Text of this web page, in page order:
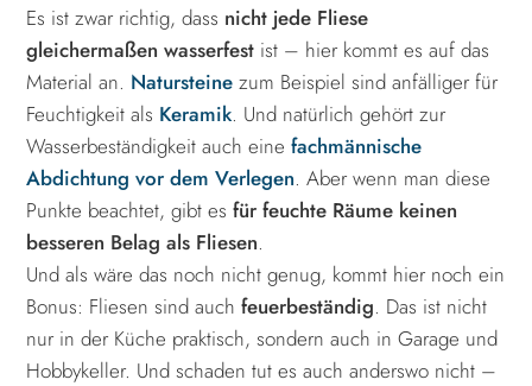
Es ist zwar richtig, dass nicht jede Fliese
gleichermaßen wasserfest ist – hier kommt es auf das
Material an. Natursteine zum Beispiel sind anfälliger für
Feuchtigkeit als Keramik. Und natürlich gehört zur
Wasserbeständigkeit auch einefachmännische
Abdichtung vor dem Verlegen. Aber wenn man diese
Punkte beachtet, gibt esfür feuchte Räume keinen
besseren Belag als Fliesen.
Und als wäre das noch nicht genug, kommt hier noch ein
Bonus: Fliesen sind auchfeuerbeständig. Das ist nicht
nur in der Küche praktisch, sondern auch in Garage und
Hobbykeller. Und schaden tut es auch anderswo nicht –